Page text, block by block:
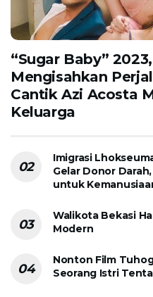
“Sugar Baby”
Mengisahkan
Cantik Azi Acosta
Keluarga
Imigrasi
Gelar Donor
untuk
Walikota Bekasi
Modern
Nonton Film
Seorang Istri